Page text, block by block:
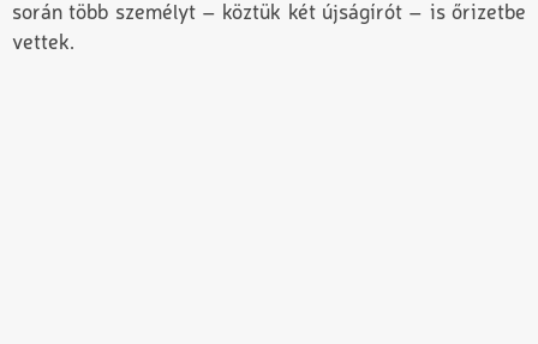
során több személyt – köztük két újságírót – is őrizetbe
vettek.